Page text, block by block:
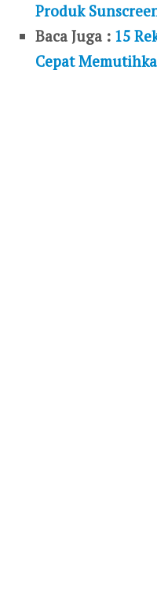
Produk
Baca Juga : 15
Cepat